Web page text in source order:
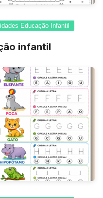
Educação Infantil
infantil